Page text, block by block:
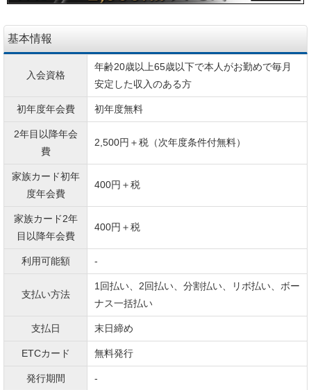
基本情報
入会資格
年齢20歳以上65歳以下で本人がお勤めで毎月
安定した収入のある方
初年度年会費 初年度無料
2年目以降年会
費
2,500円＋税（次年度条件付無料）
家族カード初年
度年会費
400円＋税
家族カード2年
目以降年会費
400円＋税
利用可能額 -
支払い方法
1回払い、2回払い、分割払い、リボ払い、ボー
ナス一括払い
支払日 末日締め
ETCカード 無料発行
発行期間 -